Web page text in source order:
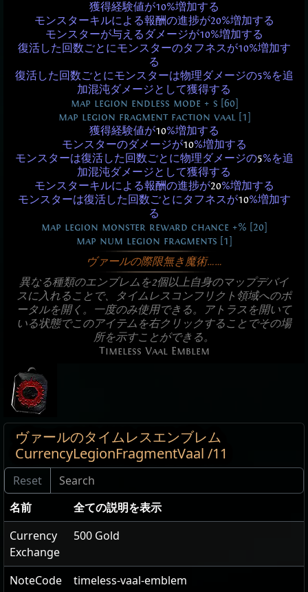
獲得経験値が10%増加する
モンスターキルによる報酬の進捗が20%増加する
モンスターが与えるダメージが10%増加する
復活した回数ごとにモンスターのタフネスが10%増加す
る
復活した回数ごとにモンスターは物理ダメージの5%を追
加混沌ダメージとして獲得する
map legion endless mode + s [60]
map legion fragment faction vaal [1]
獲得経験値が10%増加する
モンスターのダメージが10%増加する
モンスターは復活した回数ごとに物理ダメージの5%を追
加混沌ダメージとして獲得する
モンスターキルによる報酬の進捗が20%増加する
モンスターは復活した回数ごとにタフネスが10%増加す
る
map legion monster reward chance +% [20]
map num legion fragments [1]
ヴァールの際限無き魔術……
異なる種類のエンブレムを2個以上自身のマップデバイ
スに入れることで、タイムレスコンフリクト領域へのポ
ータルを開く。一度のみ使用できる。アトラスを開いて
いる状態でこのアイテムを右クリックすることでその場
所を示すことができる。
Timeless Vaal Emblem
ヴァールのタイムレスエンブレム
CurrencyLegionFragmentVaal /11
名前
全ての説明を表示
Currency
Exchange
500 Gold
NoteCode
timeless-vaal-emblem